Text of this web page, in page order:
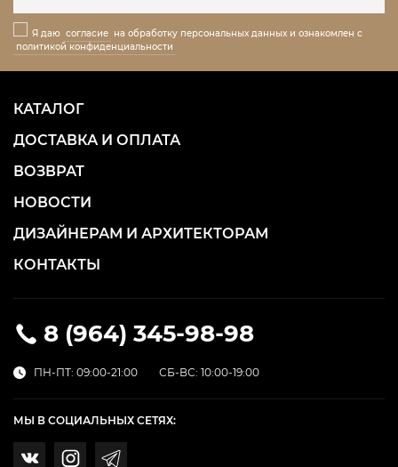
Я даю согласие на обработку персональных данных и ознакомлен с
политикой конфиденциальности
8 (964) 345-98-98
ПН-ПТ: 09:00-21:00 СБ-ВС: 10:00-19:00
КАТАЛОГ
ДОСТАВКА И ОПЛАТА
ВОЗВРАТ
НОВОСТИ
ДИЗАЙНЕРАМ И АРХИТЕКТОРАМ
КОНТАКТЫ
МЫ В СОЦИАЛЬНЫХ СЕТЯХ: